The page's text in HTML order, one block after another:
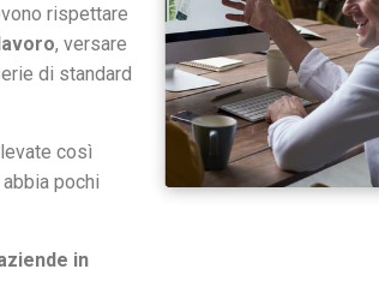
rispettare
, versare
di standard
così
pochi
in